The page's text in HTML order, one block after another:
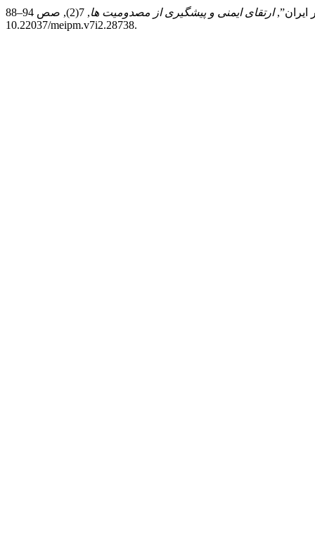
ارتقای ایمنی و پیشگیری از مصدومیت ها
, 7(2), صص 94–88. doi:
10.22037/meipm.v7i2.28738.